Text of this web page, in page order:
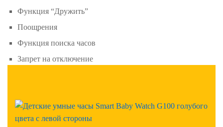
Функция “Дружить”
Поощрения
Функция поиска часов
Запрет на отключение